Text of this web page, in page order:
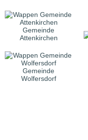
Gemeinde
Attenkirchen
Gemeinde
Wolfersdorf